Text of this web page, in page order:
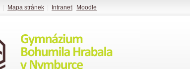
Mapa stránek Intranet| Moodle